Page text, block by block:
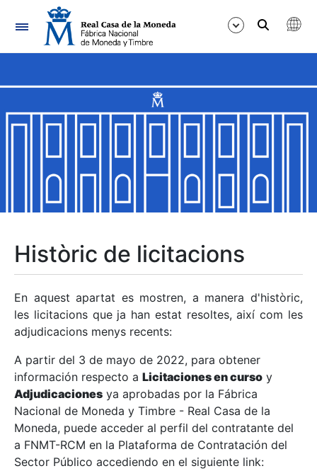
Navegació
Mostra/Amaga
Mostra/Amaga
Mostra/Amaga
Mostra/Amaga
Mostra/Amaga
Històric de licitacions
En aquest apartat es mostren, a manera d'històric,
les licitacions que ja han estat resoltes, així com les
adjudicacions menys recents:
A partir del 3 de mayo de 2022, para obtener
información respecto a Licitaciones en curso y
Adjudicaciones ya aprobadas por la Fábrica
Nacional de Moneda y Timbre - Real Casa de la
Moneda, puede acceder al perfil del contratante del
a FNMT-RCM en la Plataforma de Contratación del
Sector Público accediendo en el siguiente link: